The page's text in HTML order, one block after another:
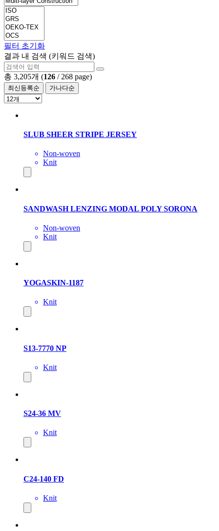
필터 초기화
결과 내 검색 (키워드 검색)
총 3,205개 (126 / 268 page)
최신등록순 가나다순
SLUB SHEER STRIPE JERSEY
Non-woven
Knit
SANDWASH LENZING MODAL POLY SORONA
Non-woven
Knit
YOGASKIN-1187
Knit
S13-7770 NP
Knit
S24-36 MV
Knit
C24-140 FD
Knit